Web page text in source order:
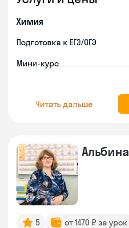
Химия
Подготовка к ЕГЭ/ОГЭ
Мини-курс
Читать дальше
Альбина
5 от 1470 ₽ за урок